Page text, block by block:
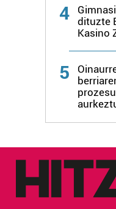
Lortu zure datu
zure baimena
Webgune honek
baliatzen gara. Ohar
erabiltzeko baimen
irakurri
4
dituzte
Kasino
5